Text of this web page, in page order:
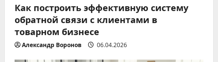
Как построить эффективную систему
обратной связи с клиентами в
товарном бизнесе
Александр Воронов 06.04.2026